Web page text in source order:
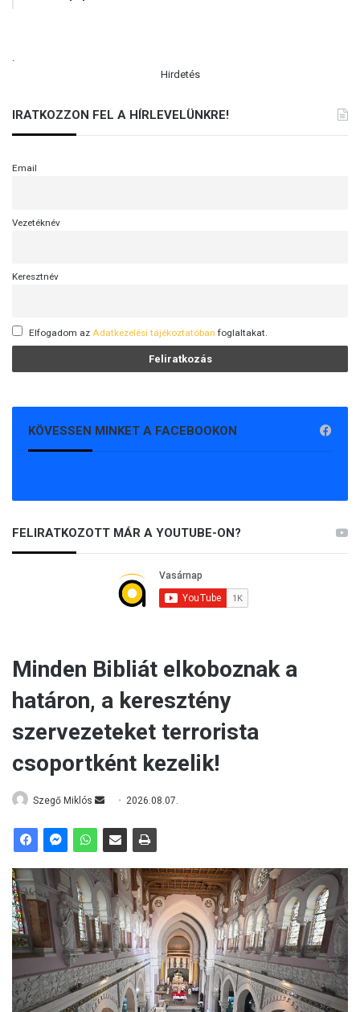
.
Hirdetés
IRATKOZZON FEL A HÍRLEVELÜNKRE!
Email
Vezetéknév
Keresztnév
Elfogadom az Adatkezelési tájékoztatóban foglaltakat.
KÖVESSEN MINKET A FACEBOOKON
FELIRATKOZOTT MÁR A YOUTUBE-ON?